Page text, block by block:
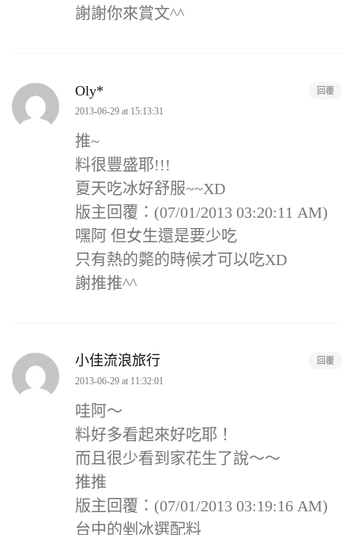
謝謝你來賞文^^
Oly*
2013-06-29 at 15:13:31
推~
料很豐盛耶!!!
夏天吃冰好舒服~~XD
版主回覆：(07/01/2013 03:20:11 AM)
嘿阿 但女生還是要少吃
只有熱的斃的時候才可以吃XD
謝推推^^
回覆
小佳流浪旅行
2013-06-29 at 11:32:01
哇阿～
料好多看起來好吃耶！
而且很少看到家花生了說～～
推推
版主回覆：(07/01/2013 03:19:16 AM)
台中的剉冰選配料
回覆